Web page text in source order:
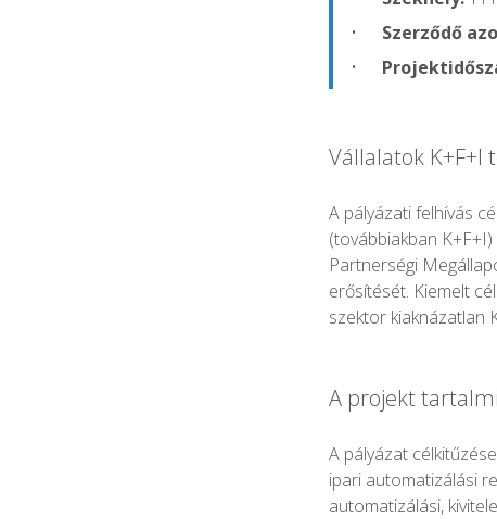
Szerződő
Vállalatok K+F+I
A pályázati felhívás
(továbbiakban
Partnerségi
erősítését. Kiemelt
szektor kiaknázatlan
A projekt
A pályázat
ipari automatizálási
automatizálási,